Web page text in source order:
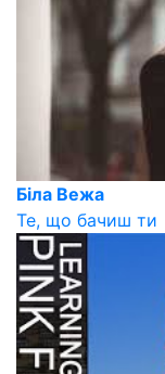
Біла Вежа
Те, що бачиш ти